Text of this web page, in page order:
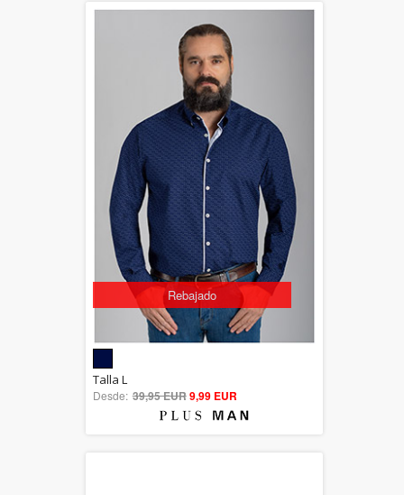
Rebajado
out of 5
Talla L
Desde: 39,95 EUR9,99 EUR